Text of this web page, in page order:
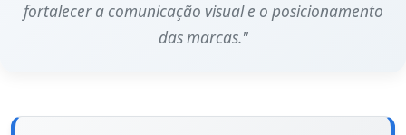
fortalecer a comunicação visual e o posicionamento
das marcas."